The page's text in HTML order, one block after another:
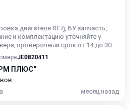
двигателя RF7j, БУ запчасть,
и комплектацию уточняйте у
проверочный срок от 14 до 30
JE0820411
ПЛЮС"
месяц назад